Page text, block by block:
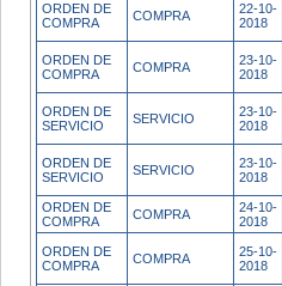
ORDEN DE
COMPRA
COMPRA
22-10-
2018
ORDEN DE
COMPRA
COMPRA
23-10-
2018
ORDEN DE
SERVICIO
SERVICIO
23-10-
2018
ORDEN DE
SERVICIO
SERVICIO
23-10-
2018
ORDEN DE
COMPRA
COMPRA
24-10-
2018
ORDEN DE
COMPRA
COMPRA
25-10-
2018